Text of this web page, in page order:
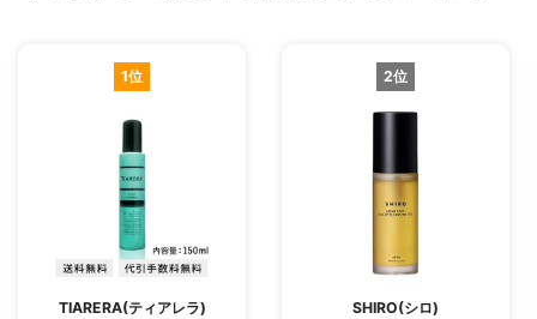
1位
TIARERA(ティアレラ)
2位
SHIRO(シロ)